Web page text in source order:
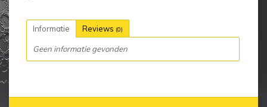
Informatie Reviews (0)
Geen informatie gevonden